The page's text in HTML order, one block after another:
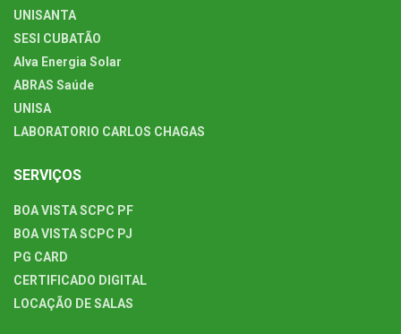
UNISANTA
SESI CUBATÃO
Alva Energia Solar
ABRAS Saúde
UNISA
LABORATORIO CARLOS CHAGAS
SERVIÇOS
BOA VISTA SCPC PF
BOA VISTA SCPC PJ
PG CARD
CERTIFICADO DIGITAL
LOCAÇÃO DE SALAS